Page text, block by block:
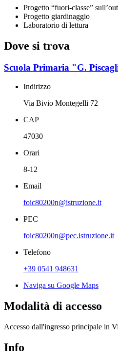
Progetto “fuori-classe”
Progetto giardinaggio
Laboratorio di lettura
Dove si trova
Scuola Primaria "G.
Indirizzo
Via Bivio Montegelli 72
CAP
47030
Orari
8-12
Email
foic80200n@istruzione.it
PEC
foic80200n@pec.istruzione.it
Telefono
+39 0541 948631
Naviga su Google Maps
Modalità di accesso
Accesso dall'ingresso principale in
Info